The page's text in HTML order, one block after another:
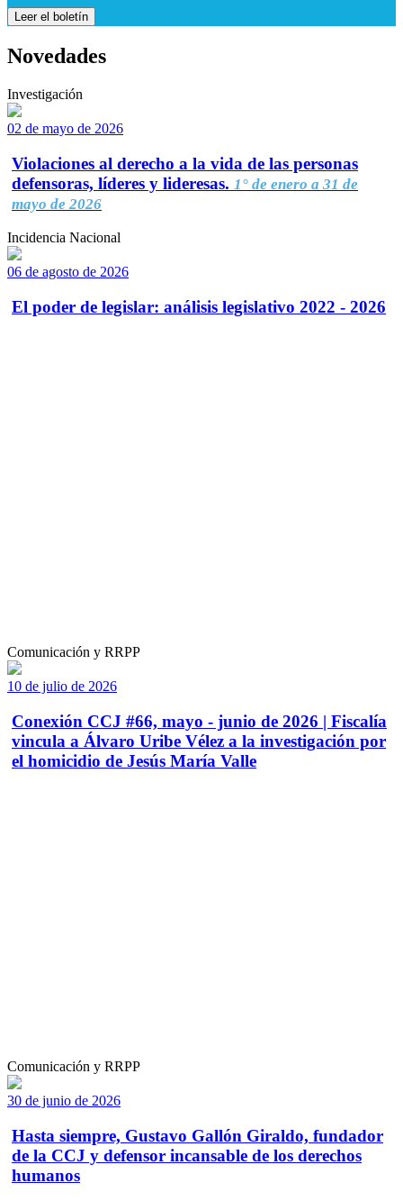
Leer el boletín
Novedades
Investigación
02 de mayo de 2026
Violaciones al derecho a la vida de las personas
defensoras, líderes y lideresas. 1° de enero a 31 de
mayo de 2026
Incidencia Nacional
06 de agosto de 2026
El poder de legislar: análisis legislativo 2022 - 2026
Comunicación y RRPP
10 de julio de 2026
Conexión CCJ #66, mayo - junio de 2026 | Fiscalía
vincula a Álvaro Uribe Vélez a la investigación por
el homicidio de Jesús María Valle
Comunicación y RRPP
30 de junio de 2026
Hasta siempre, Gustavo Gallón Giraldo, fundador
de la CCJ y defensor incansable de los derechos
humanos